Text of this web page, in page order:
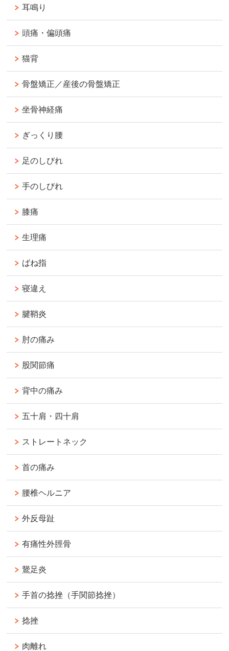
耳鳴り
頭痛・偏頭痛
猫背
骨盤矯正／産後の骨盤矯正
坐骨神経痛
ぎっくり腰
足のしびれ
手のしびれ
膝痛
生理痛
ばね指
寝違え
腱鞘炎
肘の痛み
股関節痛
背中の痛み
五十肩・四十肩
ストレートネック
首の痛み
腰椎ヘルニア
外反母趾
有痛性外脛骨
鵞足炎
手首の捻挫（手関節捻挫）
捻挫
肉離れ